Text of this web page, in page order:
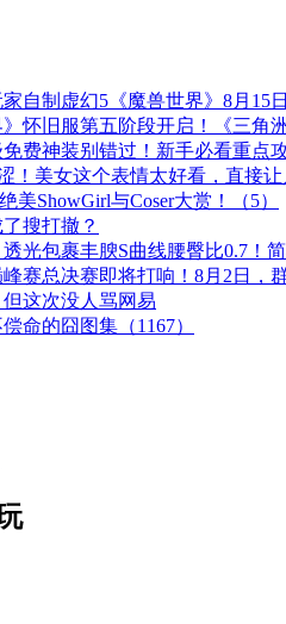
自制虚幻5《魔兽世界》8月15
怀旧服第五阶段开启！《三角
免费神装别错过！新手必看重点
！美女这个表情太好看，直接
美ShowGirl与Coser大赏！（5）
搜打撤？
光包裹丰腴S曲线腰臀比0.7！
峰赛总决赛即将打响！8月2日，
但这次没人骂网易
命的囧图集（1167）